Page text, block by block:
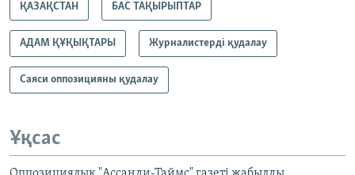
ҚАЗАҚСТАН БАС ТАҚЫРЫПТАР
АДАМ ҚҰҚЫҚТАРЫ Журналистерді қудалау
Саяси оппозицияны қудалау
Ұқсас